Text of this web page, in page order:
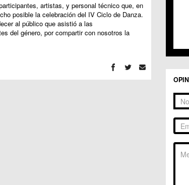
artistas, y personal técnico que, en
posible la celebración del IV Ciclo de Danza.
al público que asistió a las
del género, por compartir con nosotros la